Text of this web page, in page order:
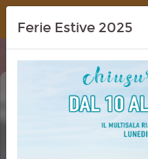
Dream
RICCHI DA
FAMIGLIA (HOW
Ferie Estive 2025